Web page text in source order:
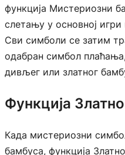
функција Мистериозни
слетању у основној
Сви симболи се затим
одабран симбол
дивљег или златног
Функција
Када мистериозни
бамбуса, функција